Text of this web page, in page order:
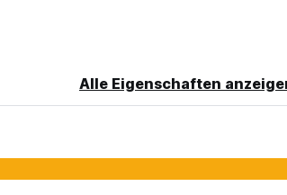
Alle Eigenschaften